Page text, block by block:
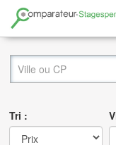
Tri :